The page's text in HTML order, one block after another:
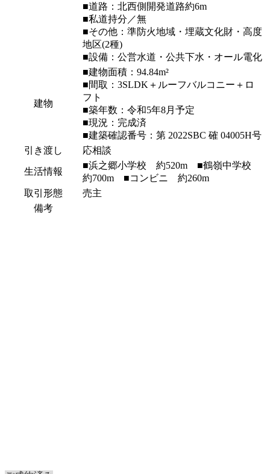
■道路：北西側開発道路約6m
■私道持分／無
■その他：準防火地域・埋蔵文化財・高度
地区(2種)
■設備：公営水道・公共下水・オール電化
建物
■建物面積：94.84m²
■間取：3SLDK＋ルーフバルコニー＋ロ
フト
■築年数：令和5年8月予定
■現況：完成済
■建築確認番号：第 2022SBC 確 04005H号
引き渡し
応相談
生活情報
■浜之郷小学校 約520m ■鶴嶺中学校
約700m ■コンビニ 約260m
取引形態
売主
備考